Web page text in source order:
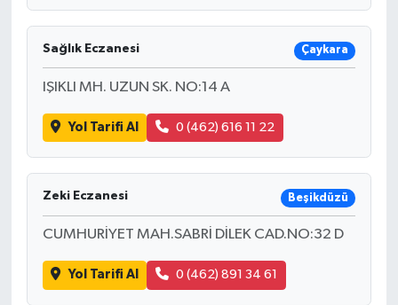
Sağlık Eczanesi Çaykara
IŞIKLI MH. UZUN SK. NO:14 A
Yol Tarifi Al 0 (462) 616 11 22
Zeki Eczanesi Beşikdüzü
CUMHURİYET MAH.SABRİ DİLEK CAD.NO:32 D
Yol Tarifi Al 0 (462) 891 34 61